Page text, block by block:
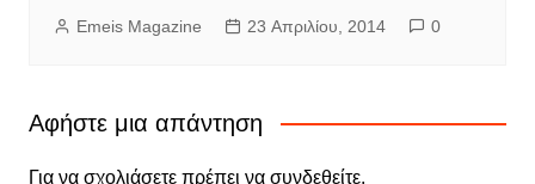
Emeis Magazine 23 Απριλίου, 2014 0
Αφήστε μια απάντηση
Για να σχολιάσετε πρέπει να συνδεθείτε.